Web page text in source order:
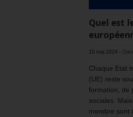
Quel est
15 mai 2024 -
Chaque Etat
(UE) reste
formation, de
sociales.
membre sont